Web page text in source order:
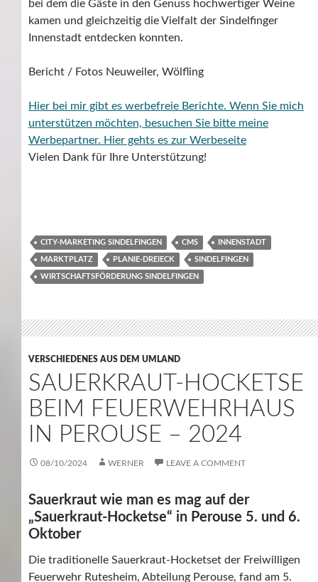
bei dem die Gäste in den Genuss hochwertiger Weine
kamen und gleichzeitig die Vielfalt der Sindelfinger
Innenstadt entdecken konnten.
Bericht / Fotos Neuweiler, Wölfling
Hier bei mir gibt es werbefreie Berichte. Wenn Sie mich
unterstützen möchten, besuchen Sie bitte meine
Werbepartner. Hier gehts es zur Werbeseite
Vielen Dank für Ihre Unterstützung!
CITY-MARKETING SINDELFINGEN CMS INNENSTADT
MARKTPLATZ PLANIE-DREIECK SINDELFINGEN
WIRTSCHAFTSFÖRDERUNG SINDELFINGEN
VERSCHIEDENES AUS DEM UMLAND
SAUERKRAUT-HOCKETSE
BEIM FEUERWEHRHAUS
IN PEROUSE – 2024
08/10/2024 WERNER LEAVE A COMMENT
Sauerkraut wie man es mag auf der
„Sauerkraut-Hocketse“ in Perouse 5. und 6.
Oktober
Die traditionelle Sauerkraut-Hocketset der Freiwilligen
Feuerwehr Rutesheim, Abteilung Perouse, fand am 5.